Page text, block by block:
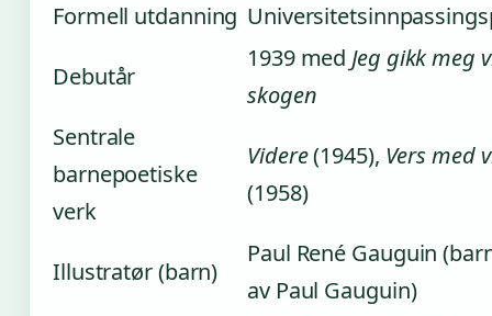
Formell utdanning
Debutår
1939 med Jeg gikk meg
skogen
Sentrale
barnepoetiske
verk
Videre(1945), Vers med
(1958)
Illustratør (barn)
Paul René Gauguin
av Paul Gauguin)